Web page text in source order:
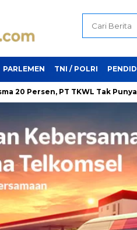
PARLEMEN TNI / POLRI
PT TKWL Tak Punya Nyali Hadapi